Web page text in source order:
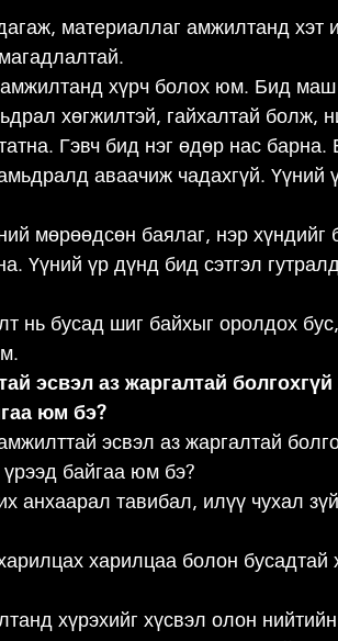
материаллаг амжилтанд
хүрч болох юм. Бид
хөгжилтэй, гайхалтай болж,
Гэвч бид нэг өдөр нас
аваачиж чадахгүй. Үүний
мөрөөдсөн баялаг, нэр хүндийг
Үүний үр дүнд бид сэтгэл
нь бусад шиг байхыг оролдох
эсвэл аз жаргалтай
юм бэ?
эсвэл аз жаргалтай
байгаа юм бэ?
анхаарал тавибал, илүү чухал
харилцаа болон
хүрэхийг хүсвэл олон